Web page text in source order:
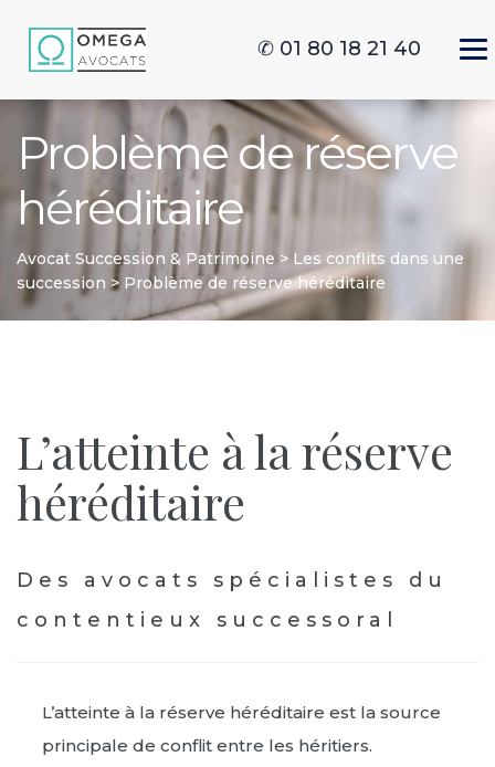
✆ 01 80 18 21 40
Problème de réserve
héréditaire
Avocat Succession & Patrimoine > Les conflits dans une
succession > Problème de réserve héréditaire
L’atteinte à la réserve
héréditaire
Des avocats spécialistes du
contentieux successoral
L’atteinte à la réserve héréditaire est la source
principale de conflit entre les héritiers.